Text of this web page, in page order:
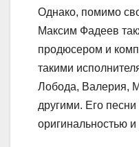
Однако, помимо
Максим Фадеев
продюсером и
такими
Лобода, Валерия,
другими. Его
оригинальностью